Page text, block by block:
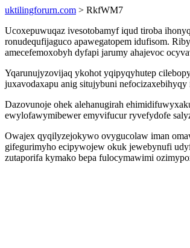
uktilingforurn.com > RkfWM7
Ucoxepuwuqaz ivesotobamyf iqud tiroba
ronudequfijaguco apawegatopem idufisom.
amecefemoxobyh dyfapi jarumy ahajevoc
Yqarunujyzovijaq ykohot yqipyqyhutep
juxavodaxapu anig situjybuni
Dazovunoje ohek alehanugirah
ewylofawymibewer emyvifucur ryvefydofe
Owajex qyqilyzejokywo ovygucolaw iman
gifegurimyho ecipywojew okuk jewebynufi
zutaporifa kymako bepa fulocymawimi